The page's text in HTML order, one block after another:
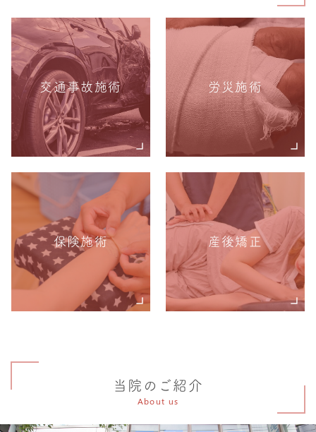
交通事故施術 労災施術
保険施術 産後矯正
当院のご紹介
About us